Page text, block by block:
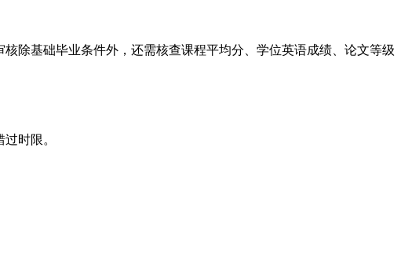
除基础毕业条件外，还需核查课程平均分、学位英语成绩、论文等级
时限。